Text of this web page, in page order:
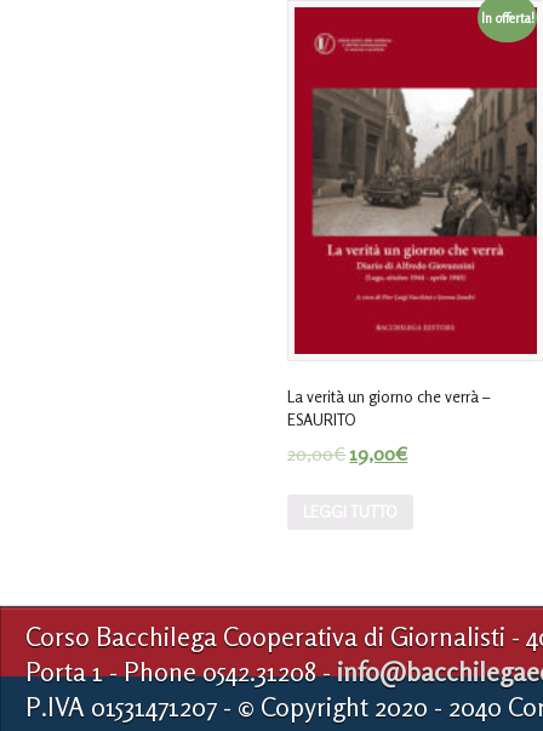
In offerta!
La verità un giorno che verrà –
ESAURITO
20,00€19,00€
Corso Bacchilega Cooperativa di Giornalisti -
Porta 1 - Phone 0542.31208 -
P.IVA 01531471207 - © Copyright 2020 - 2040